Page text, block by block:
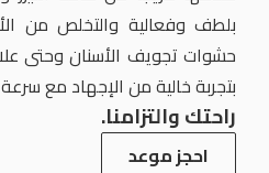
بلطف وفعالية والتخلص من
حشوات تجويف الأسنان وحتى
بتجربة خالية من الإجهاد مع
راحتك والتزامنا.
احجز موعد